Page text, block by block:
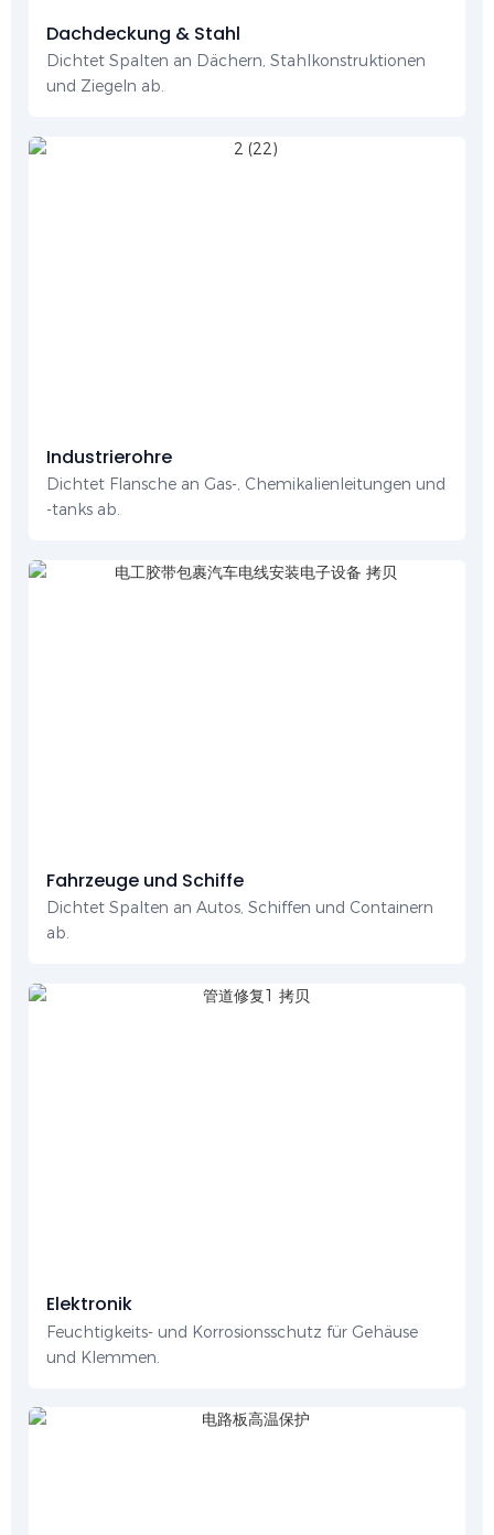
Dachdeckung & Stahl
Dichtet Spalten an Dächern, Stahlkonstruktionen
und Ziegeln ab.
Industrierohre
Dichtet Flansche an Gas-, Chemikalienleitungen und
-tanks ab.
Fahrzeuge und Schiffe
Dichtet Spalten an Autos, Schiffen und Containern
ab.
Elektronik
Feuchtigkeits- und Korrosionsschutz für Gehäuse
und Klemmen.